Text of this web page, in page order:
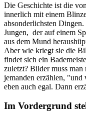
Die Geschichte ist die
innerlich mit einem
absonderlichsten
Jungen, der auf einem
aus dem Mund
Aber wie kriegt sie die
findet sich ein
zuletzt? Bilder muss man
jemanden erzählen, "und
eben auch egal. Dann
Im Vordergrund